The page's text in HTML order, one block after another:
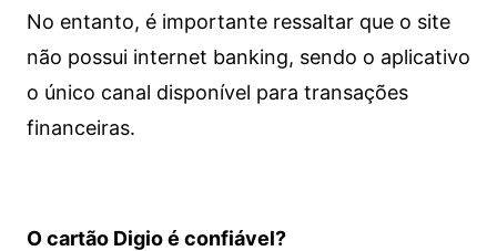
No entanto, é importante ressaltar que o site
não possui internet banking, sendo o aplicativo
o único canal disponível para transações
financeiras.
O cartão Digio é confiável?